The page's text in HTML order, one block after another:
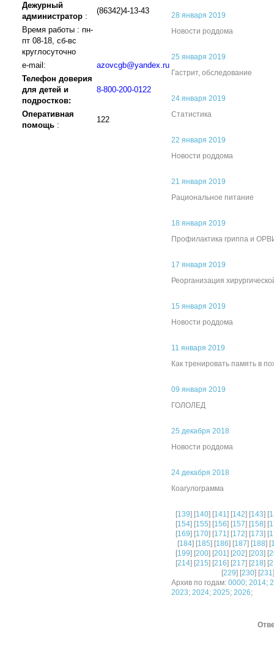
Дежурный
администратор :
(86342)4-13-43
Время работы : пн-
пт 08-18, сб-вс
круглосуточно
e-mail:
azovcgb@yandex.ru
Телефон доверия
для детей и
подростков:
8-800-200-0122
Оперативная
помощь :
122
28 января 2019
Новости роддома
25 января 2019
Гастрит, обследование
24 января 2019
Статистика
22 января 2019
Новости роддома
21 января 2019
Рациональное питание
18 января 2019
Профилактика гриппа и
17 января 2019
Реорганизация
15 января 2019
Новости роддома
11 января 2019
Как тренировать память в
09 января 2019
ГОЛОЛЕД
25 декабря 2018
Новости роддома
24 декабря 2018
Коагулограмма
[139] [140] [141] [142] [143] [
[154] [155] [156] [157] [158] [
[169] [170] [171] [172] [173] [
[184] [185] [186] [187] [188] [
[199] [200] [201] [202] [203] [
[214] [215] [216] [217] [218] [
[229] [230] [231
Архив по годам: 0000; 2014;
2023; 2024; 2025; 2026;